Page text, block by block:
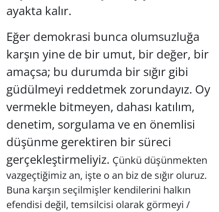
ayakta kalır.
Eğer demokrasi bunca olumsuzluğa
karşın yine de bir umut, bir değer, bir
amaçsa; bu durumda bir sığır gibi
güdülmeyi reddetmek zorundayız. Oy
vermekle bitmeyen, dahası katılım,
denetim, sorgulama ve en önemlisi
düşünme gerektiren bir süreci
gerçekleştirmeliyiz. Çünkü düşünmekten
vazgeçtiğimiz an, işte o an biz de sığır oluruz.
Buna karşın seçilmişler kendilerini halkın
efendisi değil, temsilcisi olarak görmeyi /